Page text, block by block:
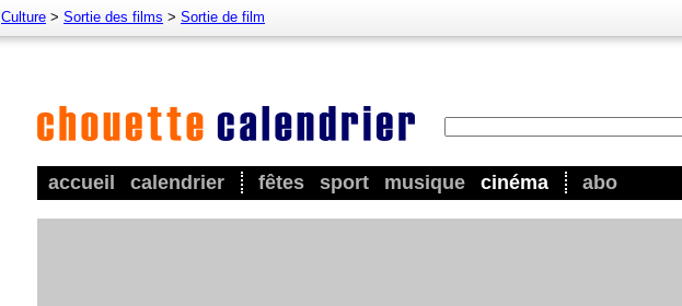
accueil calendrier fêtes sport musique cinéma abo
Culture > Sortie des films > Sortie de film